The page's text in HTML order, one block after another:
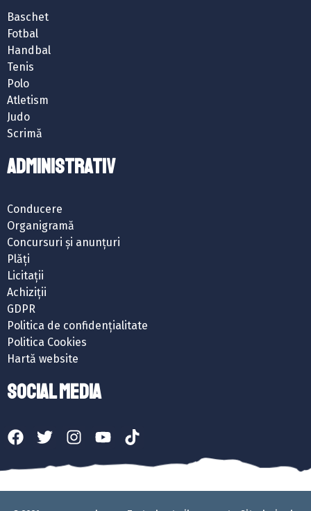
Baschet
Fotbal
Handbal
Tenis
Polo
Atletism
Judo
Scrimă
ADMINISTRATIV
Conducere
Organigramă
Concursuri și anunțuri
Plăți
Licitații
Achiziții
GDPR
Politica de confidențialitate
Politica Cookies
Hartă website
SOCIAL MEDIA